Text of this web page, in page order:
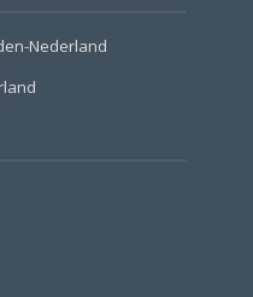
Nederland